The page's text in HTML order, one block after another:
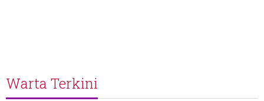
Warta Terkini